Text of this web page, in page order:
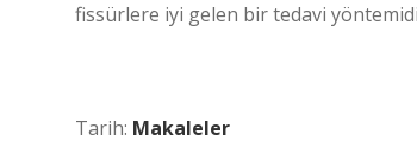
fissürlere iyi gelen bir tedavi
Tarih: Makaleler